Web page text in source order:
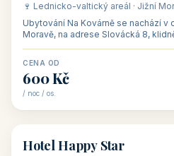
🍷 Lednicko-valtický areál · Jižní
Ubytování Na Kovárně se nachází v
Moravě, na adrese Slovácká 8,
CENA OD
600 Kč
/ noc / os.
🏨 hotel
Hotel Happy Star